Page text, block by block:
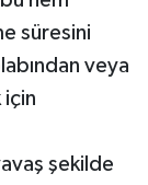
süresini
veya
şekilde